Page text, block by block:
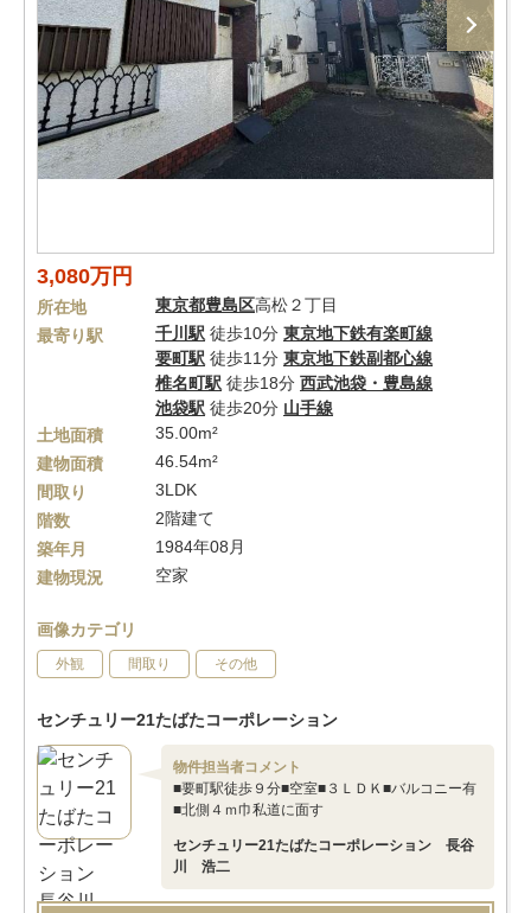
3,080万円
所在地 東京都豊島区高松２丁目
最寄り駅
千川駅 徒歩10分 東京地下鉄有楽町線
要町駅 徒歩11分 東京地下鉄副都心線
椎名町駅 徒歩18分 西武池袋・豊島線
池袋駅 徒歩20分 山手線
土地面積
35.00m²
建物面積
46.54m²
間取り
3LDK
階数
2階建て
築年月
1984年08月
建物現況
空家
画像カテゴリ
外観 間取り その他
センチュリー21たばたコーポレーション
物件担当者コメント
■要町駅徒歩９分■空室■３ＬＤＫ■バルコニー有
■北側４ｍ巾私道に面す
センチュリー21たばたコーポレーション 長谷
川 浩二